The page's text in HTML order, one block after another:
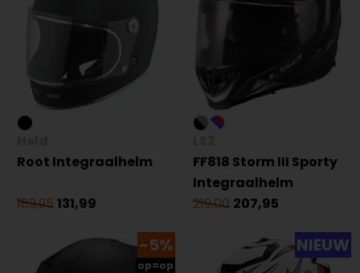
Root Integraalhelm
189,95 131,99
FF818 Storm III Sporty
Integraalhelm
219,00 207,95
-5%
op=op
NIEUW